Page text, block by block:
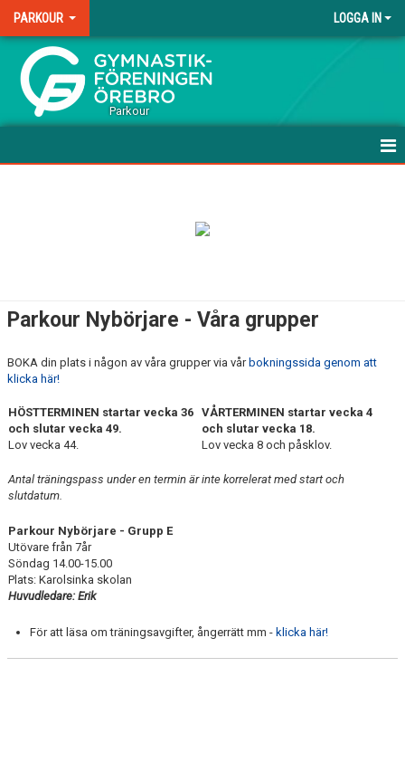
PARKOUR LOGGA IN
.
Parkour
ANMÄL DIG HÄR!
KONTAKT
Parkour Nybörjare - Våra grupper
BOKA din plats i någon av våra grupper via vår bokningssida genom att
klicka här!
HÖSTTERMINEN startar vecka 36
och slutar vecka 49.
Lov vecka 44.
VÅRTERMINEN startar vecka 4
och slutar vecka 18.
Lov vecka 8 och påsklov.
Antal träningspass under en termin är inte korrelerat med start och
slutdatum.
Parkour Nybörjare - Grupp E
Utövare från 7år
Söndag 14.00-15.00
Plats: Karolsinka skolan
Huvudledare: Erik
För att läsa om träningsavgifter, ångerrätt mm - klicka här!